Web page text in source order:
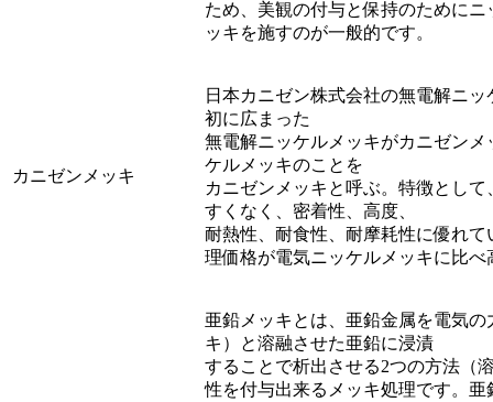
ため、美観の付与と保持のために
ッキを施すのが一般的です。
カニゼンメッキ
日本カニゼン株式会社の無電解ニ
初に広まった
無電解ニッケルメッキがカニゼン
ケルメッキのことを
カニゼンメッキと呼ぶ。特徴とし
すくなく、密着性、高度、
耐熱性、耐食性、耐摩耗性に優れ
理価格が電気ニッケルメッキに比べ
亜鉛メッキとは、亜鉛金属を電気
キ）と溶融させた亜鉛に浸漬
することで析出させる2つの方法（
性を付与出来るメッキ処理です。